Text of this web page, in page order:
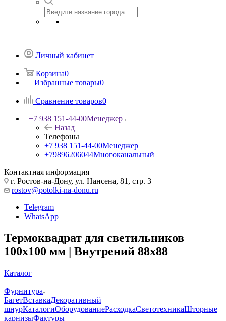
Личный кабинет
Корзина0
Избранные товары0
Сравнение товаров0
+7 938 151-44-00Менеджер
Назад
Телефоны
+7 938 151-44-00Менеджер
+79896206044Многоканальный
Контактная информация
г. Ростов-на-Дону, ул. Нансена, 81, стр. 3
rostov@potolki-na-donu.ru
Telegram
WhatsApp
Термоквадрат для светильников
100х100 мм | Внутрений 88х88
Каталог
—
Фурнитура
БагетВставкаДекоративный
шнурКаталогиОборудованиеРасходкаСветотехникаШторные
карнизыФактуры